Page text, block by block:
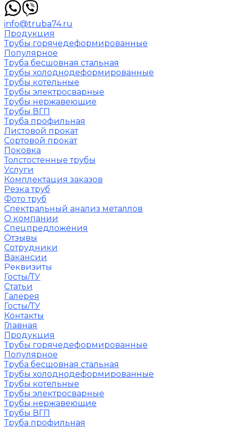
info@truba74.ru
Продукция
Трубы горячедеформированные
Популярное
Труба бесшовная стальная
Трубы холоднодеформированные
Трубы котельные
Трубы электросварные
Трубы нержавеющие
Трубы ВГП
Труба профильная
Листовой прокат
Сортовой прокат
Поковка
Толстостенные трубы
Услуги
Комплектация заказов
Резка труб
Фото труб
Спектральный анализ металлов
О компании
Спецпредложения
Отзывы
Сотрудники
Вакансии
Реквизиты
Госты/ТУ
Статьи
Галерея
Госты/ТУ
Контакты
Главная
Продукция
Трубы горячедеформированные
Популярное
Труба бесшовная стальная
Трубы холоднодеформированные
Трубы котельные
Трубы электросварные
Трубы нержавеющие
Трубы ВГП
Труба профильная